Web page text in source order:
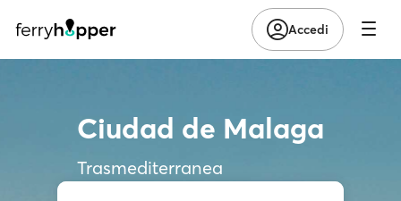
Accedi
Ciudad de Malaga
Trasmediterranea